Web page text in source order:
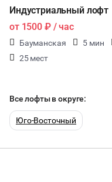
Индустриальный лофт
от 1500 ₽/ час
Бауманская 5 мин
25 мест
Все лофты в округе:
Юго-Восточный